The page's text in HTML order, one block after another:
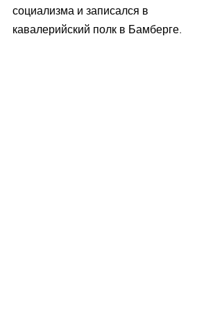
социализма и записался в
кавалерийский полк в Бамберге.